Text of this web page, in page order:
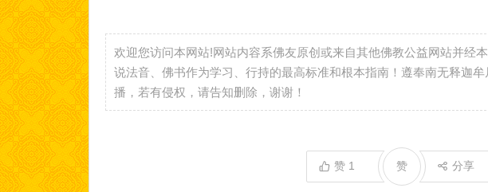
欢迎您访问本网站!网站内容系佛友原创或来自其他佛教公益网站并经
说法音、佛书作为学习、行持的最高标准和根本指南！遵奉南无释迦
播，若有侵权，请告知删除，谢谢！
赞 1 分享
赞